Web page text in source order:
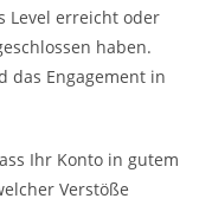
Level erreicht oder
haben.
das Engagement in
Ihr Konto in gutem
Verstöße